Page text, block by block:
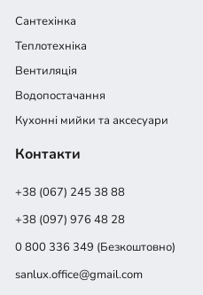
Сантехінка
Теплотехніка
Вентиляція
Водопостачання
Кухонні мийки та аксесуари
Контакти
+38 (067) 245 38 88
+38 (097) 976 48 28
0 800 336 349 (Безкоштовно)
sanlux.office@gmail.com